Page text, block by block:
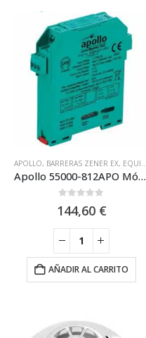
APOLLO, BARRERAS ZENER EX, EQUIPO DIRECCIONABLE XP95 APOLLO
Apollo 55000-812APO Módulo Apollo de 1 Zona Convencional en Formato Carril DIN
144,60 €
AÑADIR AL CARRITO